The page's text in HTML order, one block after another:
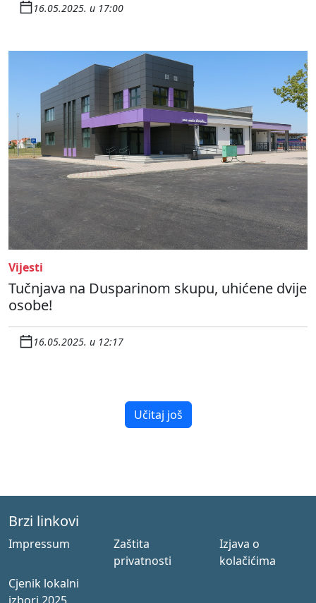
16.05.2025. u 17:00
Vijesti
Tučnjava na Dusparinom skupu, uhićene dvije
osobe!
16.05.2025. u 12:17
Učitaj još
Brzi linkovi
Impressum
Zaštita
privatnosti
Izjava o
kolačićima
Cjenik lokalni